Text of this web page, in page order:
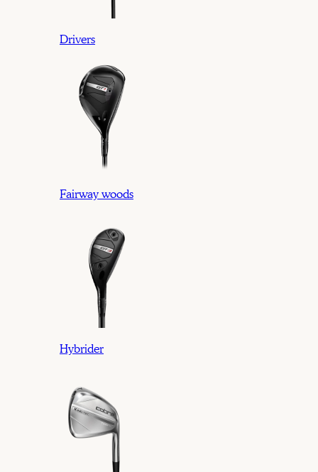
Drivers
Fairway woods
Hybrider